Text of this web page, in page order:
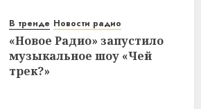
В тренде Новости радио
«Новое Радио» запустило
музыкальное шоу «Чей
трек?»